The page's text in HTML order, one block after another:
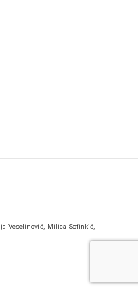
Veselinović, Milica Sofinkić,